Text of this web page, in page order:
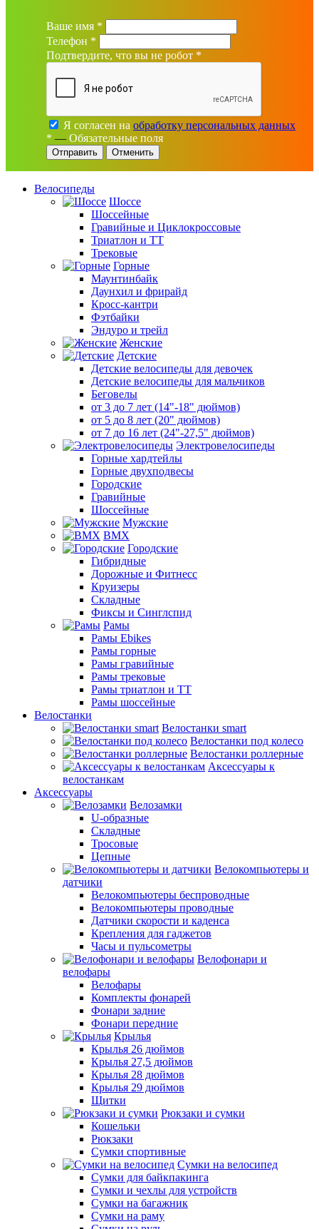
Ваше имя *
Телефон *
Подтвердите, что вы не робот *
Я согласен на обработку персональных данных
* — Обязательные поля
Отменить
Велосипеды
Шоссе
Шоссейные
Гравийные и Циклокроссовые
Триатлон и ТТ
Трековые
Горные
Маунтинбайк
Даунхил и фрирайд
Кросс-кантри
Фэтбайки
Эндуро и трейл
Женские
Детские
Детские велосипеды для девочек
Детские велосипеды для мальчиков
Беговелы
от 3 до 7 лет (14"-18" дюймов)
от 5 до 8 лет (20" дюймов)
от 7 до 16 лет (24"-27,5" дюймов)
Электровелосипеды
Горные хардтейлы
Горные двухподвесы
Городские
Гравийные
Шоссейные
Мужские
BMX
Городские
Гибридные
Дорожные и Фитнесс
Круизеры
Складные
Фиксы и Синглспид
Рамы
Рамы Ebikes
Рамы горные
Рамы гравийные
Рамы трековые
Рамы триатлон и ТТ
Рамы шоссейные
Велостанки
Велостанки smart
Велостанки под колесо
Велостанки роллерные
Аксессуары к
велостанкам
Аксессуары
Велозамки
U-образные
Складные
Тросовые
Цепные
Велокомпьютеры и
датчики
Велокомпьютеры беспроводные
Велокомпьютеры проводные
Датчики скорости и каденса
Крепления для гаджетов
Часы и пульсометры
Велофонари и
велофары
Велофары
Комплекты фонарей
Фонари задние
Фонари передние
Крылья
Крылья 26 дюймов
Крылья 27,5 дюймов
Крылья 28 дюймов
Крылья 29 дюймов
Щитки
Рюкзаки и сумки
Кошельки
Рюкзаки
Сумки спортивные
Сумки на велосипед
Сумки для байкпакинга
Сумки и чехлы для устройств
Сумки на багажник
Сумки на раму